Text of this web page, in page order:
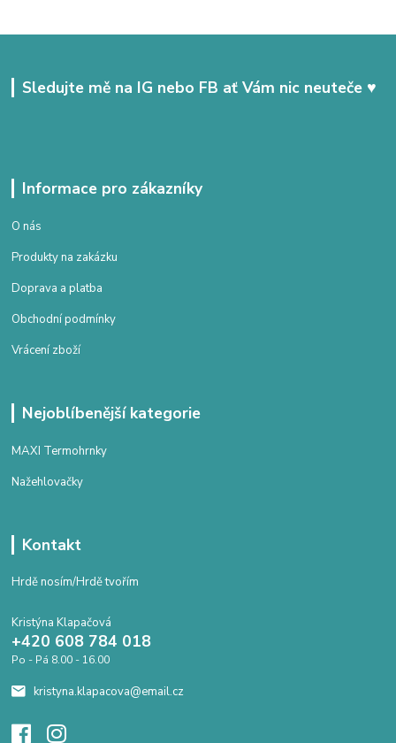
Sledujte mě na IG nebo FB ať Vám nic neuteče ♥
Informace pro zákazníky
O nás
Produkty na zakázku
Doprava a platba
Obchodní podmínky
Vrácení zboží
Nejoblíbenější kategorie
MAXI Termohrnky
Nažehlovačky
Kontakt
Hrdě nosím/Hrdě tvořím
Kristýna Klapačová
+420 608 784 018
Po - Pá 8.00 - 16.00
kristyna.klapacova@email.cz